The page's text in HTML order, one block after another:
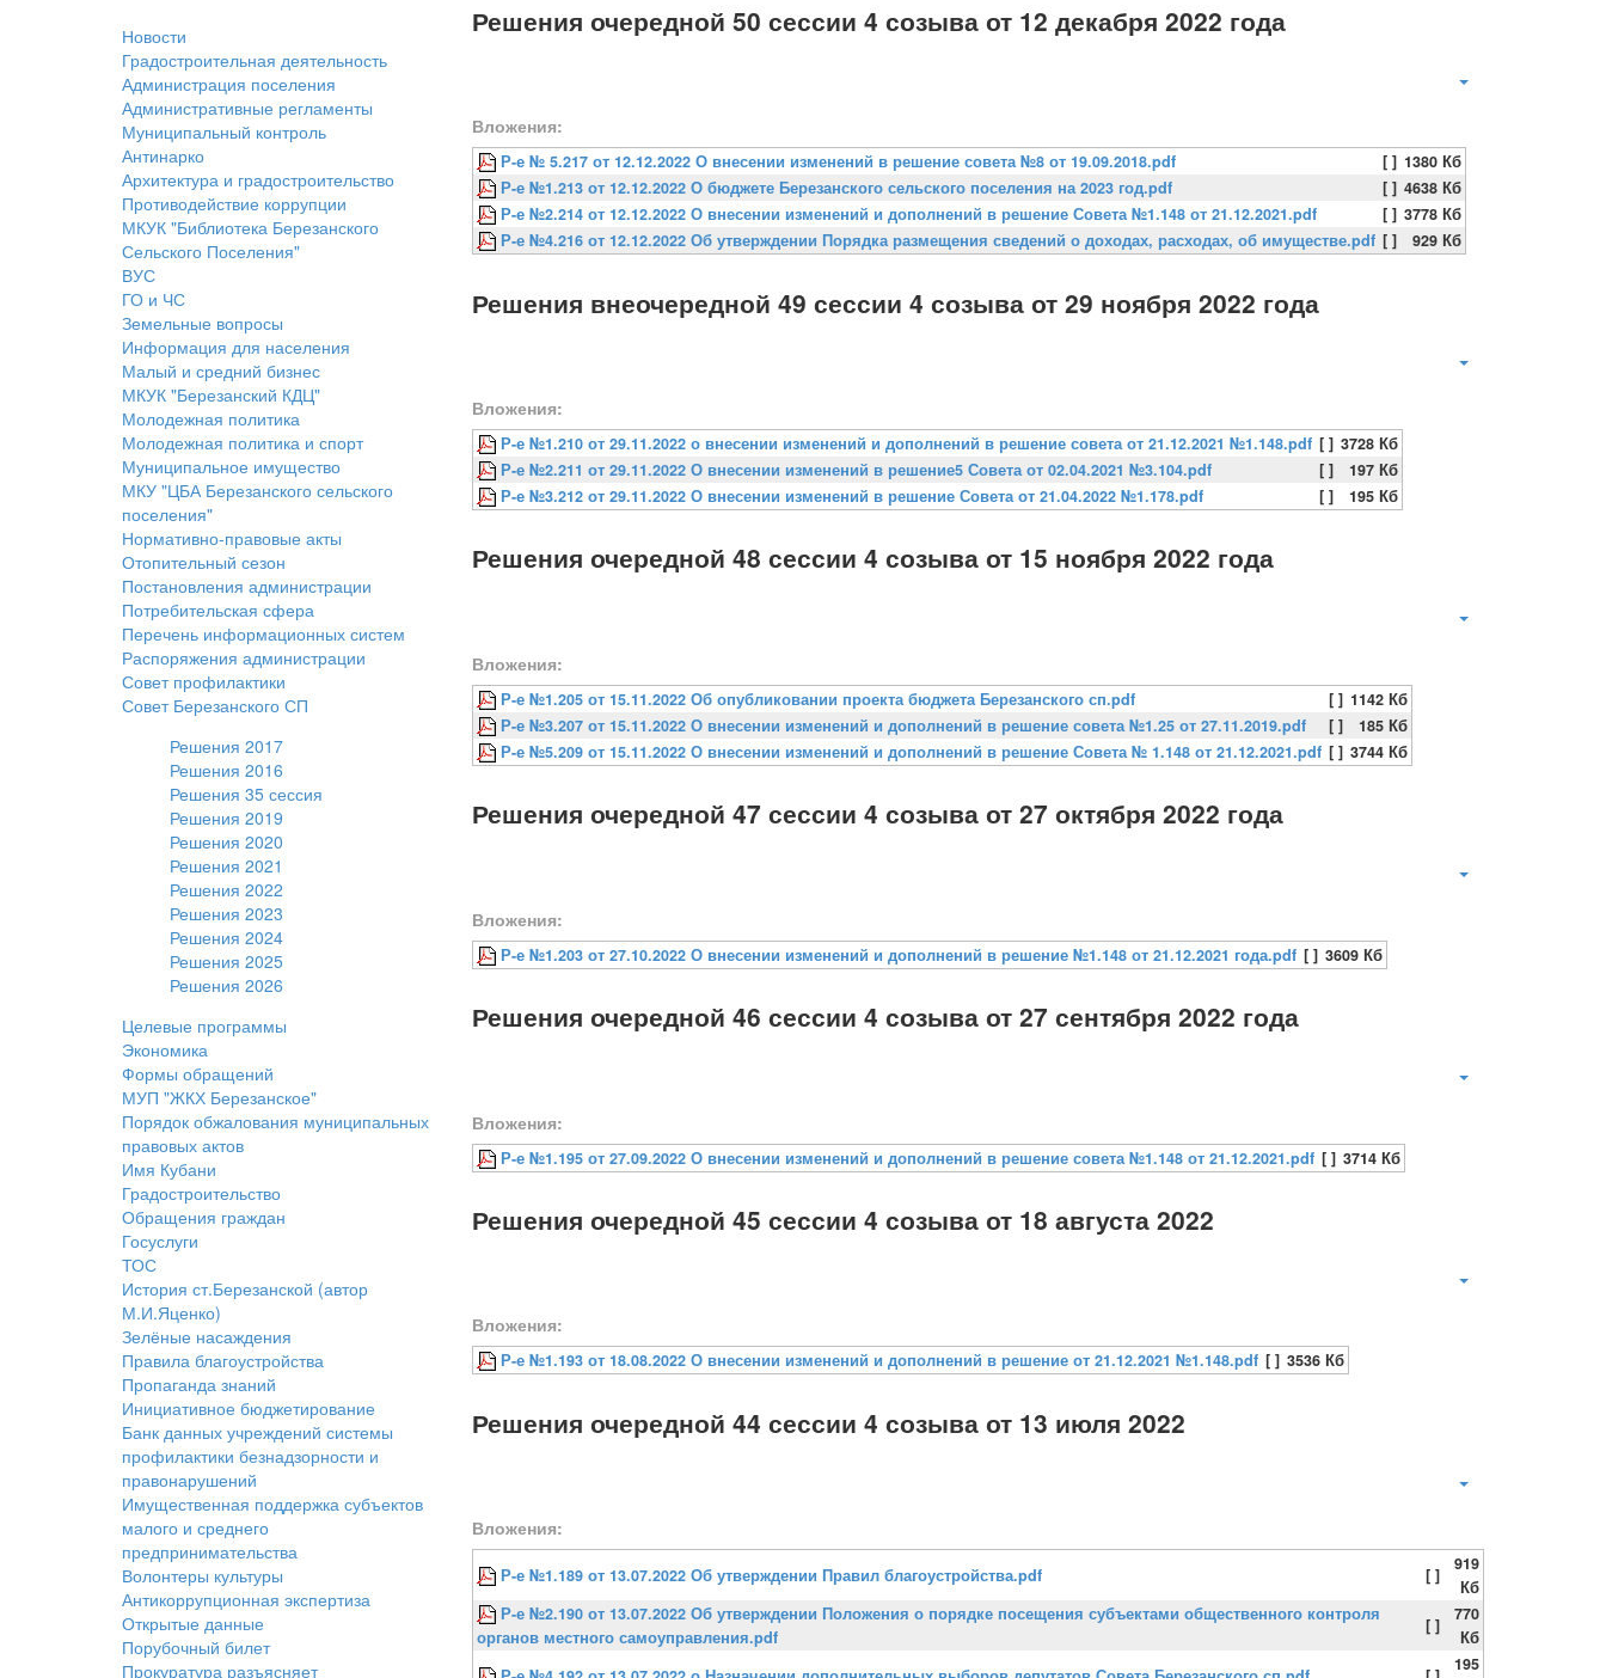
Решения очередной 50 сессии 4 созыва от 12 декабря 2022 года
Вложения:
Р-е № 5.217 от 12.12.2022 О внесении изменений в решение совета №8 от 19.09.2018.pdf [ ] 1380 Кб
Р-е №1.213 от 12.12.2022 О бюджете Березанского сельского поселения на 2023 год.pdf
[ ] 4638 Кб
Р-е №2.214 от 12.12.2022 О внесении изменений и дополнений в решение Совета №1.148 от 21.12.2021.pdf
[ ] 3778 Кб
Р-е №4.216 от 12.12.2022 Об утверждении Порядка размещения сведений о доходах, расходах, об имуществе.pdf [ ] 929 Кб
Решения внеочередной 49 сессии 4 созыва от 29 ноября 2022 года
Вложения:
Р-е №1.210 от 29.11.2022 о внесении изменений и дополнений в решение совета от 21.12.2021 №1.148.pdf [ ] 3728 Кб
Р-е №2.211 от 29.11.2022 О внесении изменений в решение5 Совета от 02.04.2021 №3.104.pdf
[ ]
197 Кб
Р-е №3.212 от 29.11.2022 О внесении изменений в решение Совета от 21.04.2022 №1.178.pdf
[ ] 195 Кб
Решения очередной 48 сессии 4 созыва от 15 ноября 2022 года
Вложения:
Р-е №1.205 от 15.11.2022 Об опубликовании проекта бюджета Березанского сп.pdf [ ] 1142 Кб
Р-е №3.207 от 15.11.2022 О внесении изменений и дополнений в решение совета №1.25 от 27.11.2019.pdf
[ ]
185 Кб
Р-е №5.209 от 15.11.2022 О внесении изменений и дополнений в решение Совета № 1.148 от 21.12.2021.pdf [ ] 3744 Кб
Решения очередной 47 сессии 4 созыва от 27 октября 2022 года
Вложения:
Р-е №1.203 от 27.10.2022 О внесении изменений и дополнений в решение №1.148 от 21.12.2021 года.pdf [ ] 3609 Кб
Решения очередной 46 сессии 4 созыва от 27 сентября 2022 года
Вложения:
Р-е №1.195 от 27.09.2022 О внесении изменений и дополнений в решение совета №1.148 от 21.12.2021.pdf [ ] 3714 Кб
Решения очередной 45 сессии 4 созыва от 18 августа 2022
Вложения:
Р-е №1.193 от 18.08.2022 О внесении изменений и дополнений в решение от 21.12.2021 №1.148.pdf [ ] 3536 Кб
Решения очередной 44 сессии 4 созыва от 13 июля 2022
Вложения:
Р-е №1.189 от 13.07.2022 Об утверждении Правил благоустройства.pdf [ ]
919
Кб
Р-е №2.190 от 13.07.2022 Об утверждении Положения о порядке посещения субъектами общественного контроля
органов местного самоуправления.pdf
[ ]
770
Кб
195
Новости
Градостроительная деятельность
Администрация поселения
Административные регламенты
Муниципальный контроль
Антинарко
Архитектура и градостроительство
Противодействие коррупции
МКУК "Библиотека Березанского
Сельского Поселения"
ВУС
ГО и ЧС
Земельные вопросы
Информация для населения
Малый и средний бизнес
МКУК "Березанский КДЦ"
Молодежная политика
Молодежная политика и спорт
Муниципальное имущество
МКУ "ЦБА Березанского сельского
поселения"
Нормативно-правовые акты
Отопительный сезон
Постановления администрации
Потребительская сфера
Перечень информационных систем
Распоряжения администрации
Совет профилактики
Совет Березанского СП
Решения 2017
Решения 2016
Решения 35 сессия
Решения 2019
Решения 2020
Решения 2021
Решения 2022
Решения 2023
Решения 2024
Решения 2025
Решения 2026
Целевые программы
Экономика
Формы обращений
МУП "ЖКХ Березанское"
Порядок обжалования муниципальных
правовых актов
Имя Кубани
Градостроительство
Обращения граждан
Госуслуги
ТОС
История ст.Березанской (автор
М.И.Яценко)
Зелёные насаждения
Правила благоустройства
Пропаганда знаний
Инициативное бюджетирование
Банк данных учреждений системы
профилактики безнадзорности и
правонарушений
Имущественная поддержка субъектов
малого и среднего
предпринимательства
Волонтеры культуры
Антикоррупционная экспертиза
Открытые данные
Порубочный билет
Прокуратура разъясняет